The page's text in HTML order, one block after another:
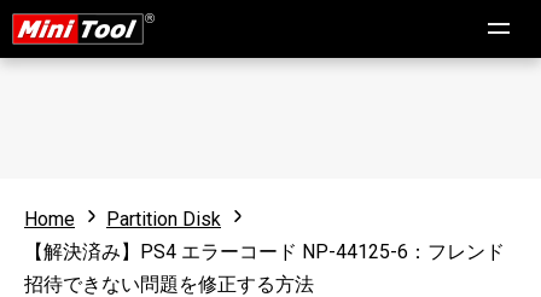
Home
Partition Disk
【解決済み】PS4 エラーコード NP-44125-6：フレンド
招待できない問題を修正する方法